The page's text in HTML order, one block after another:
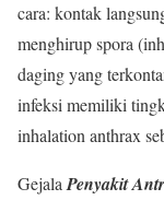
cara: kontak
menghirup spora
daging yang
infeksi memiliki
inhalation anthrax
GejalaPenyakit